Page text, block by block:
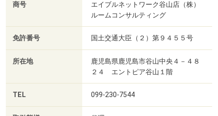
商号
エイブルネットワーク谷山店（株）
ルームコンサルティング
免許番号 国土交通大臣（２）第９４５５号
所在地
鹿児島県鹿児島市谷山中央４－４８
２４ エントピア谷山１階
TEL 099-230-7544